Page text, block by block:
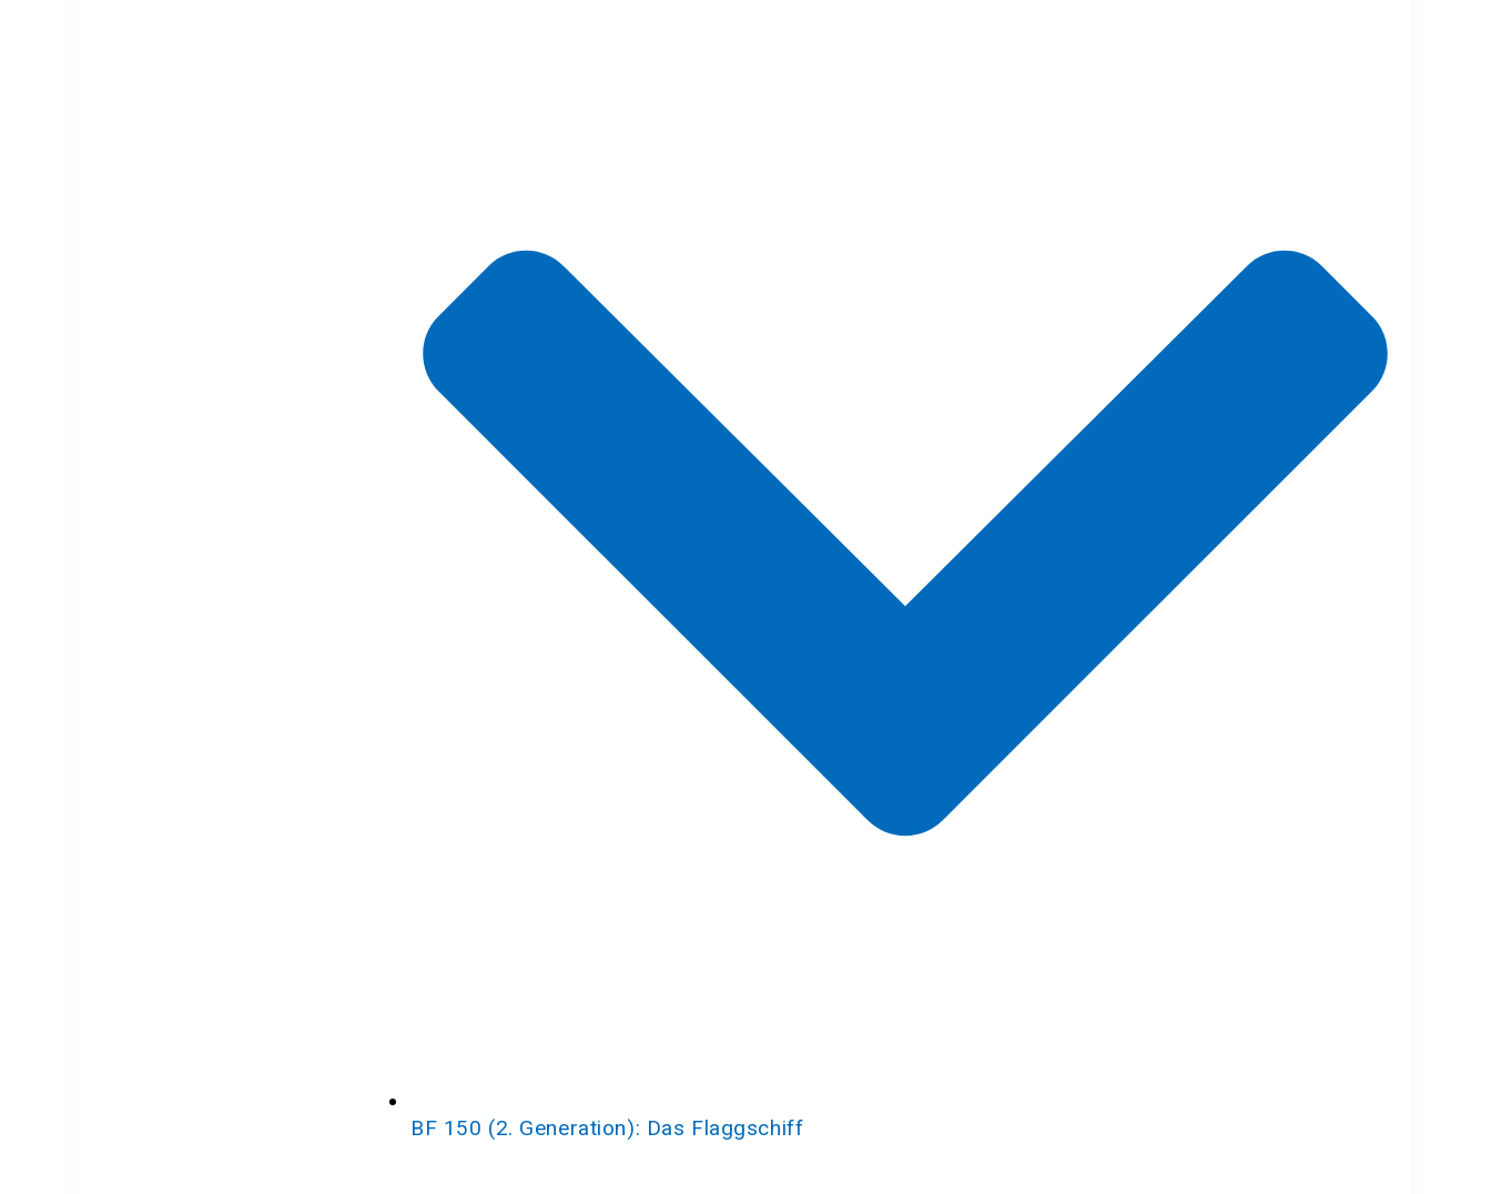
BF 150 (2. Generation): Das Flaggschiff